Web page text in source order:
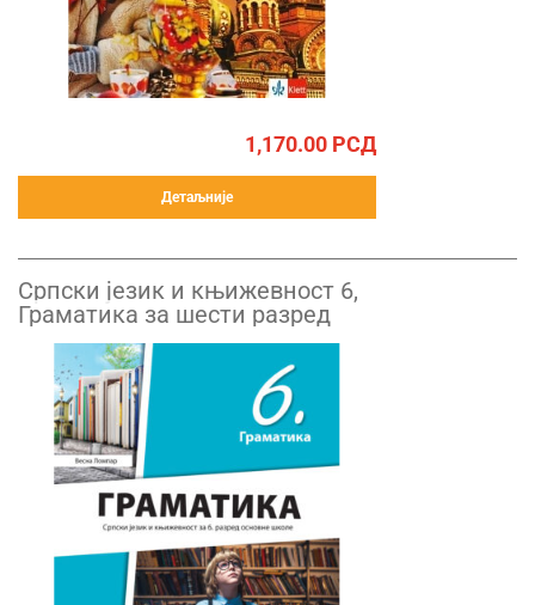
1,170.00 РСД
Детаљније
Српски језик и књижевност 6,
Граматика за шести разред